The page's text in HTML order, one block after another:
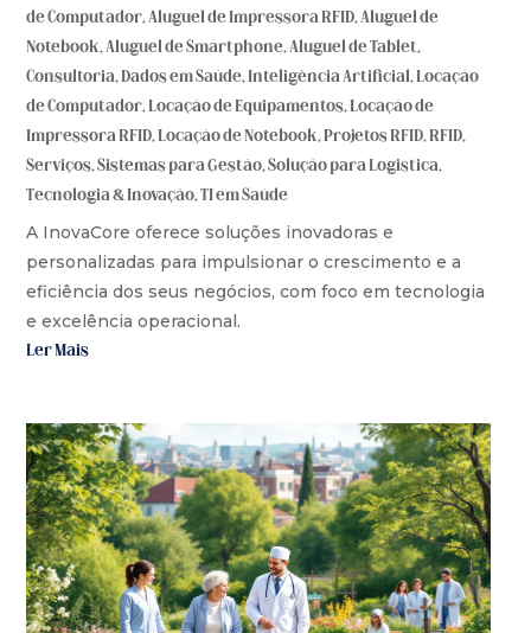
de Computador,Aluguel de Impressora RFID,Aluguel de
Notebook,Aluguel de Smartphone,Aluguel de Tablet,
Consultoria,Dados em Saúde,Inteligência Artificial,Locação
de Computador,Locação de Equipamentos,Locação de
Impressora RFID,Locação de Notebook,Projetos RFID,RFID,
Serviços,Sistemas para Gestão,Solução para Logistica,
Tecnologia & Inovação,TI em Saúde
A InovaCore oferece soluções inovadoras e
personalizadas para impulsionar o crescimento e a
eficiência dos seus negócios, com foco em tecnologia
e excelência operacional.
Ler Mais